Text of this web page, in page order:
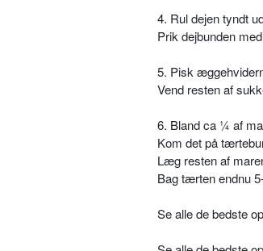
4. Rul dejen tyndt
Prik dejbunden
5. Pisk
Vend resten af
6. Bland ca ¼ af
Kom det på
Læg resten af
Bag tærten endnu
Se alle de bedste